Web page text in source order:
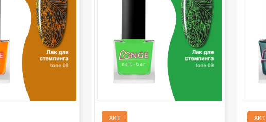
Средства для кислотного и
щелочного педикюра
Стерилизаторы
Оборудование
хит
хит